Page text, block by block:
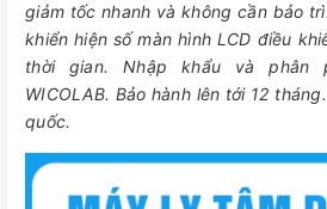
giảm tốc nhanh và không cần bảo
khiển hiện số màn hình LCD điều
thời gian. Nhập khẩu và phân
WICOLAB. Bảo hành lên tới 12
quốc.